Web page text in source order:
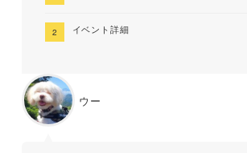
イベント詳細
ウー